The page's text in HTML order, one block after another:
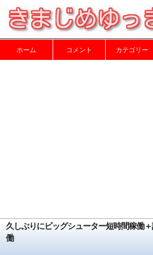
ホーム コメント カテゴリー
久しぶりにビッグシューター短時間稼働
働